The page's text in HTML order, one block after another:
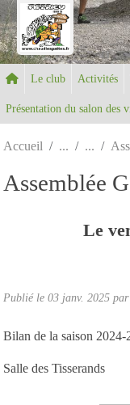
Le club Activités
Présentation du salon des
Accueil
Assemblée
Le
Publié le 03 janv. 2025 par
Bilan de la saison
Salle des Tisserands
Panneau de gestion des